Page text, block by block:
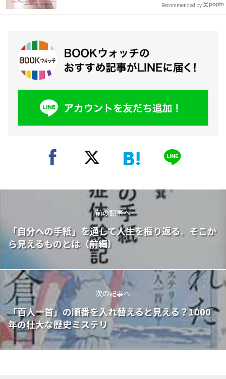
Recommended by
前の記事へ
「自分への手紙」を通して人生を振り返る。そこか
ら見えるものとは（前編）
次の記事へ
「百人一首」の順番を入れ替えると見える？1000
年の壮大な歴史ミステリ